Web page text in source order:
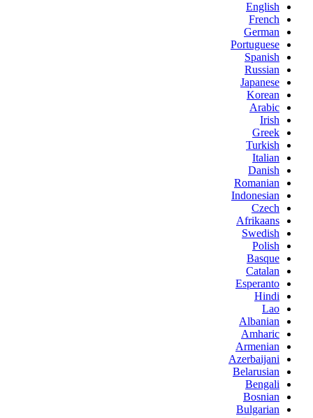
English
French
German
Portuguese
Spanish
Russian
Japanese
Korean
Arabic
Irish
Greek
Turkish
Italian
Danish
Romanian
Indonesian
Czech
Afrikaans
Swedish
Polish
Basque
Catalan
Esperanto
Hindi
Lao
Albanian
Amharic
Armenian
Azerbaijani
Belarusian
Bengali
Bosnian
Bulgarian